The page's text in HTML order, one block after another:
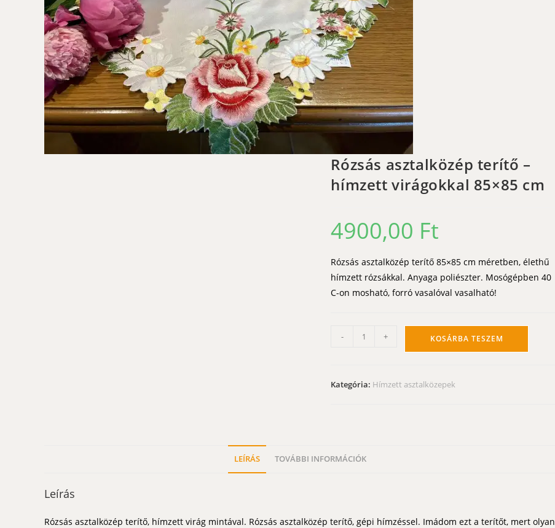
Rózsás asztalközép terítő –
hímzett virágokkal 85×85 cm
4900,00 Ft
Rózsás asztalközép terítő 85×85 cm méretben, élethű
hímzett rózsákkal. Anyaga poliészter. Mosógépben 40
C-on mosható, forró vasalóval vasalható!
mennyiség
- + KOSÁRBA TESZEM
Kategória: Hímzett asztalközepek
LEÍRÁS TOVÁBBI INFORMÁCIÓK
Leírás
Rózsás asztalközép terítő, hímzett virág mintával. Rózsás asztalközép terítő, gépi hímzéssel. Imádom ezt a terítőt, mert olyan